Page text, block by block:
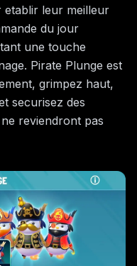
etablir leur meilleur
du jour
une touche
Pirate Plunge est
grimpez haut,
securisez des
reviendront pas